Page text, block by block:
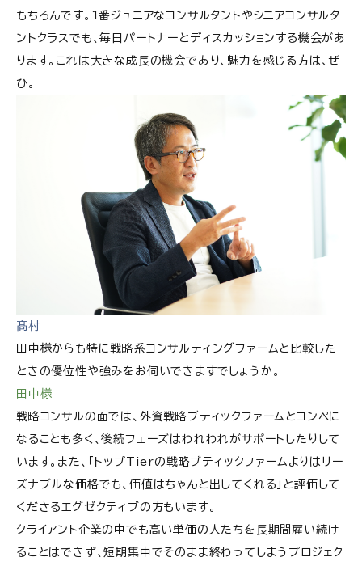
もちろんです。1番ジュニアなコンサルタントやシニアコンサルタ
ントクラスでも、毎日パートナーとディスカッションする機会があ
ります。これは大きな成長の機会であり、魅力を感じる方は、ぜ
ひ。
髙村
田中様からも特に戦略系コンサルティングファームと比較した
ときの優位性や強みをお伺いできますでしょうか。
田中様
戦略コンサルの面では、外資戦略ブティックファームとコンペに
なることも多く、後続フェーズはわれわれがサポートしたりして
います。また、「トップTierの戦略ブティックファームよりはリー
ズナブルな価格でも、価値はちゃんと出してくれる」と評価して
くださるエグゼクティブの方もいます。
クライアント企業の中でも高い単価の人たちを長期間雇い続け
ることはできず、短期集中でそのまま終わってしまうプロジェク